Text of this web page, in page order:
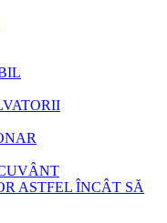
ASTFEL ÎNCÂT SĂ